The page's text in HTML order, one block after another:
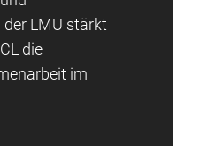
LMU stärkt
die
im